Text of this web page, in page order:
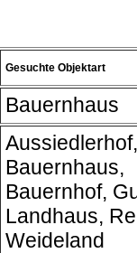
Gesuchte Objektart
Bauernhaus
Aussiedlerhof,
Bauernhaus,
Bauernhof,
Landhaus,
Weideland